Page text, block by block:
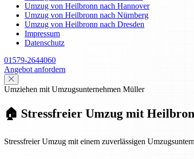
Umzug von Heilbronn nach Hannover
Umzug von Heilbronn nach Nürnberg
Umzug von Heilbronn nach Dresden
Impressum
Datenschutz
01579-2644060
Angebot anfordern
Umziehen mit Umzugsunternehmen Müller
🏠 Stressfreier Umzug mit
Stressfreier Umzug mit einem zuverlässigen